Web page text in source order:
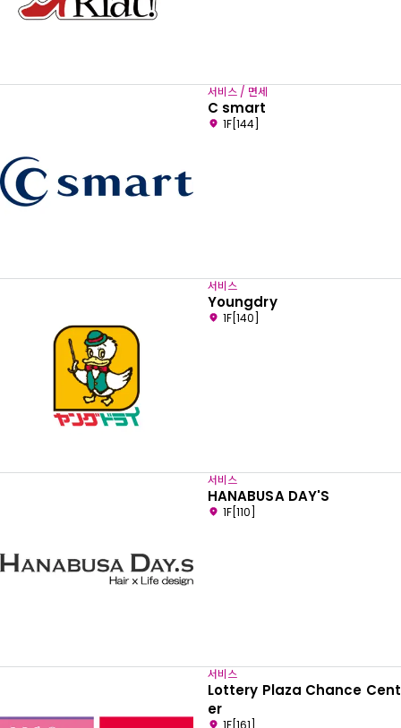
서비스 / 면세
C smart
1F[144]
서비스
Youngdry
1F[140]
서비스
HANABUSA DAY'S
1F[110]
서비스
Lottery Plaza Chance Cent
er
1F[161]